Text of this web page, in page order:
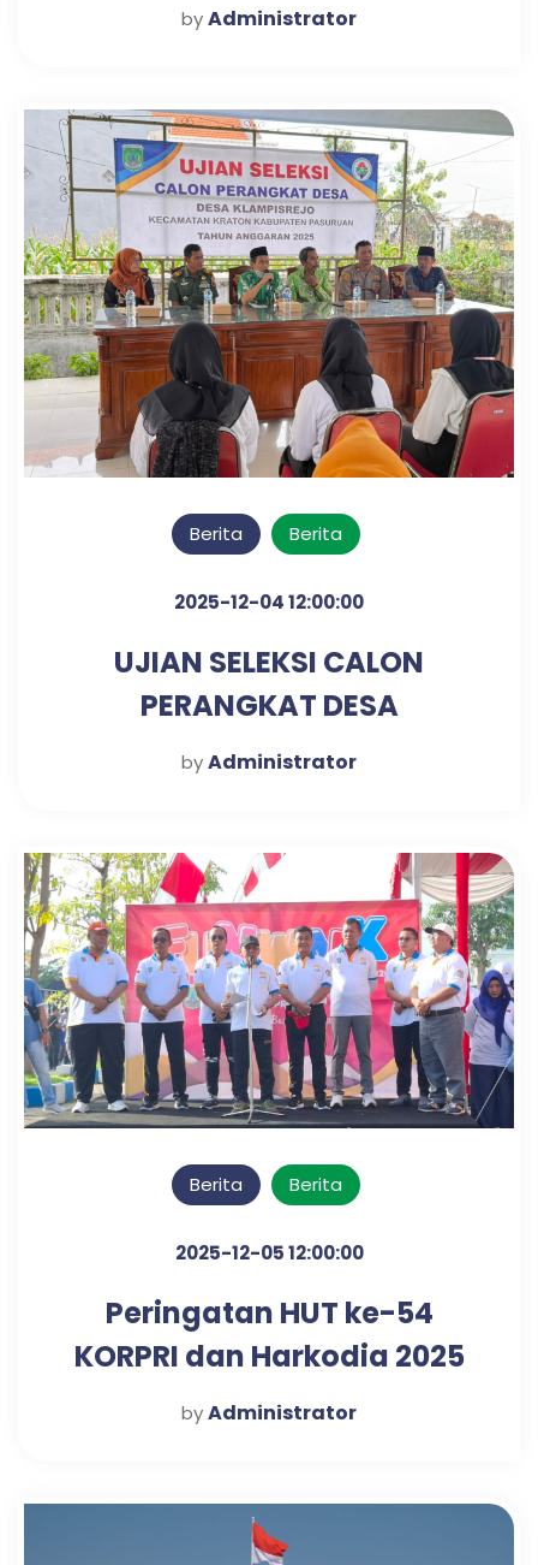
byAdministrator
Berita Berita
2025-12-04 12:00:00
UJIAN SELEKSI CALON
PERANGKAT DESA
KLAMPISREJO
byAdministrator
Berita Berita
2025-12-05 12:00:00
Peringatan HUT ke-54
KORPRI dan Harkodia 2025
Kabupaten Pasuruan
byAdministrator